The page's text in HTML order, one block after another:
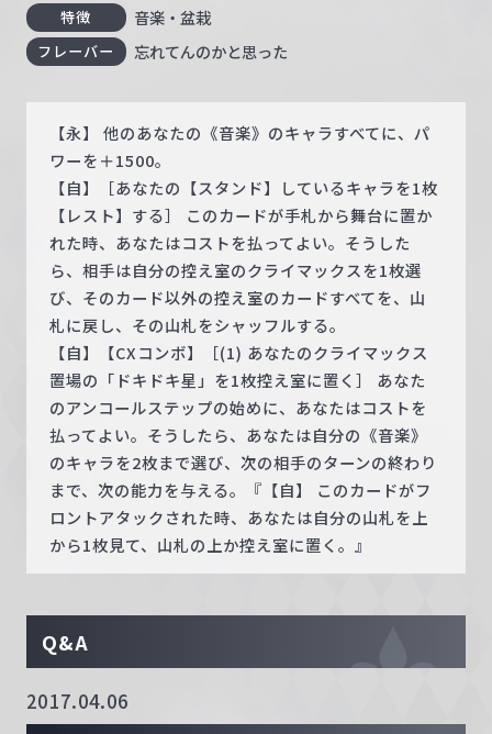
特徴
音楽・盆栽
フレーバー 忘れてんのかと思った
【永】 他のあなたの《音楽》のキャラすべてに、パ
ワーを＋1500。
【自】［あなたの【スタンド】しているキャラを1枚
【レスト】する］ このカードが手札から舞台に置か
れた時、あなたはコストを払ってよい。そうした
ら、相手は自分の控え室のクライマックスを1枚選
び、そのカード以外の控え室のカードすべてを、山
札に戻し、その山札をシャッフルする。
【自】【CXコンボ】［(1) あなたのクライマックス
置場の「ドキドキ星」を1枚控え室に置く］ あなた
のアンコールステップの始めに、あなたはコストを
払ってよい。そうしたら、あなたは自分の《音楽》
のキャラを2枚まで選び、次の相手のターンの終わり
まで、次の能力を与える。『【自】 このカードがフ
ロントアタックされた時、あなたは自分の山札を上
から1枚見て、山札の上か控え室に置く。』
Q&A
2017.04.06